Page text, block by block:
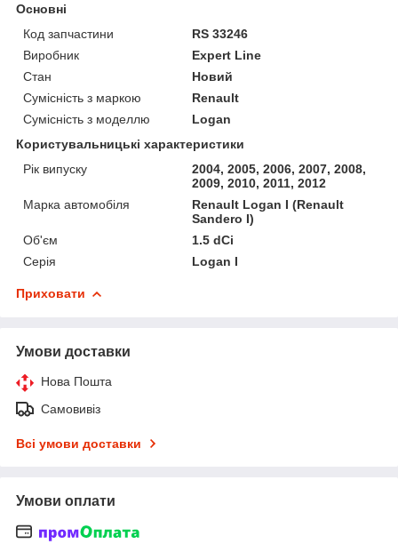
Основні
Код запчастини
RS 33246
Виробник
Expert Line
Стан
Новий
Сумісність з маркою
Renault
Сумісність з моделлю
Logan
Користувальницькі характеристики
Рік випуску
2004, 2005, 2006, 2007, 2008,
2009, 2010, 2011, 2012
Марка автомобіля
Renault Logan I (Renault
Sandero I)
Об'єм
1.5 dCi
Серія
Logan I
Приховати
Умови доставки
Нова Пошта
Самовивіз
Всі умови доставки
Умови оплати